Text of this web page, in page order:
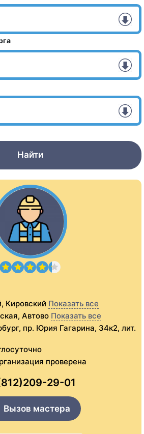
Найти
Кировский Показать все
Автово Показать все
пр. Юрия Гагарина, 34к2, лит.
проверена
29-01
Вызов мастера